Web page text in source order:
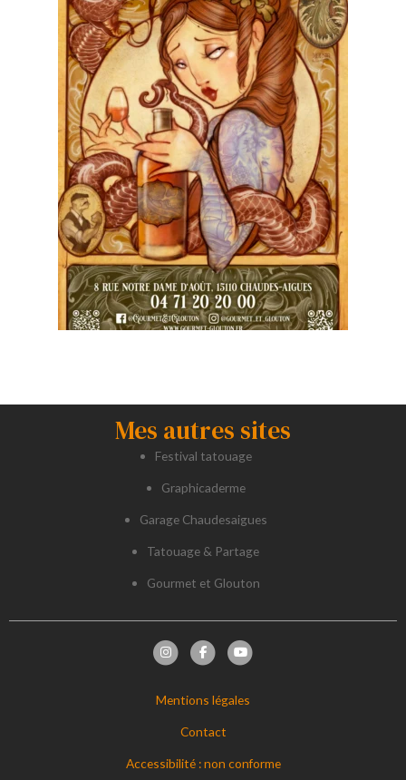
Mes autres sites
Festival tatouage
Graphicaderme
Garage Chaudesaigues
Tatouage & Partage
Gourmet et Glouton
Mentions légales
Contact
Accessibilité : non conforme